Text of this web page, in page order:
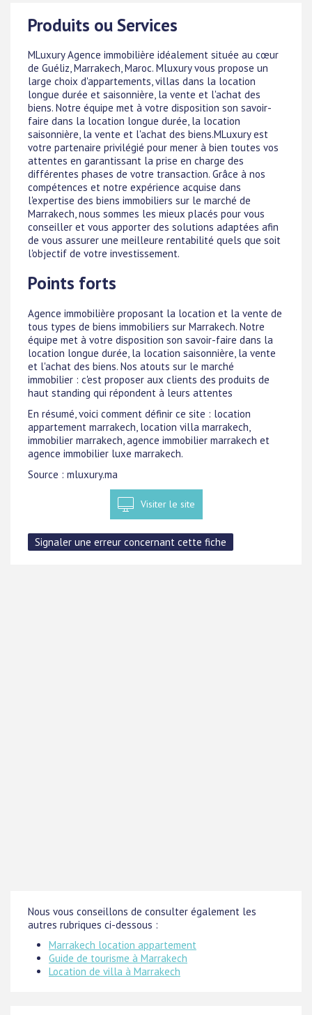
Produits ou Services
MLuxury Agence immobilière idéalement située au cœur
de Guéliz, Marrakech, Maroc. Mluxury vous propose un
large choix d'appartements, villas dans la location
longue durée et saisonnière, la vente et l'achat des
biens. Notre équipe met à votre disposition son savoir-
faire dans la location longue durée, la location
saisonnière, la vente et l'achat des biens.MLuxury est
votre partenaire privilégié pour mener à bien toutes vos
attentes en garantissant la prise en charge des
différentes phases de votre transaction. Grâce à nos
compétences et notre expérience acquise dans
l'expertise des biens immobiliers sur le marché de
Marrakech, nous sommes les mieux placés pour vous
conseiller et vous apporter des solutions adaptées afin
de vous assurer une meilleure rentabilité quels que soit
l'objectif de votre investissement.
Points forts
Agence immobilière proposant la location et la vente de
tous types de biens immobiliers sur Marrakech. Notre
équipe met à votre disposition son savoir-faire dans la
location longue durée, la location saisonnière, la vente
et l'achat des biens. Nos atouts sur le marché
immobilier : c'est proposer aux clients des produits de
haut standing qui répondent à leurs attentes
En résumé, voici comment définir ce site : location
appartement marrakech, location villa marrakech,
immobilier marrakech, agence immobilier marrakech et
agence immobilier luxe marrakech.
Source : mluxury.ma
Visiter le site
Nous vous conseillons de consulter également les
autres rubriques ci-dessous :
Marrakech location appartement
Guide de tourisme à Marrakech
Location de villa à Marrakech